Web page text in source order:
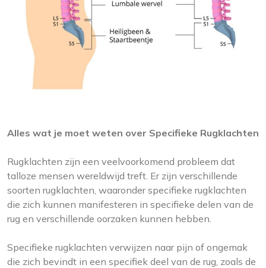
Alles wat je moet weten over Specifieke Rugklachten
Rugklachten zijn een veelvoorkomend probleem dat
talloze mensen wereldwijd treft. Er zijn verschillende
soorten rugklachten, waaronder specifieke rugklachten
die zich kunnen manifesteren in specifieke delen van de
rug en verschillende oorzaken kunnen hebben.
Specifieke rugklachten verwijzen naar pijn of ongemak
die zich bevindt in een specifiek deel van de rug, zoals de